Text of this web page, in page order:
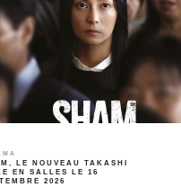
LE NOUVEAU TAKASHI
EN SALLES LE 16
2026